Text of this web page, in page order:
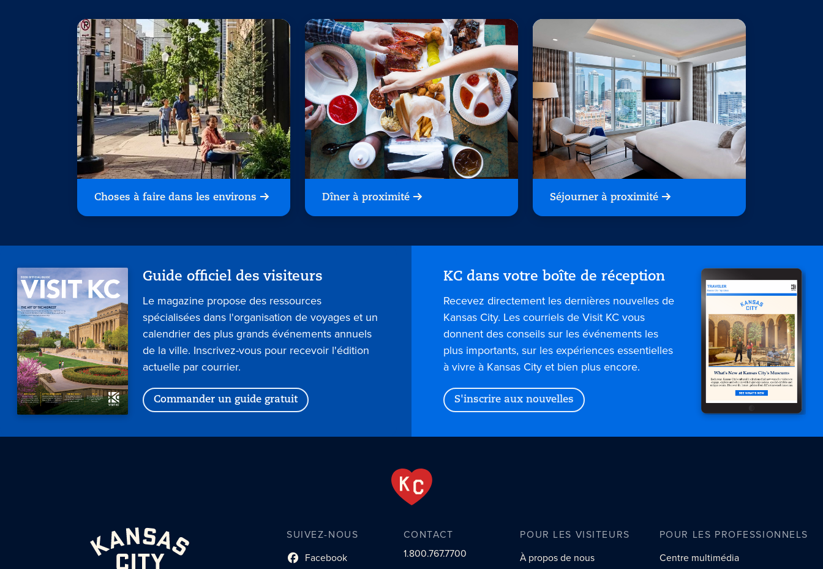
Choses à faire dans les environs Dîner à proximité Séjourner à proximité
Guide officiel des visiteurs
Le magazine propose des ressources
spécialisées dans l'organisation de voyages et un
calendrier des plus grands événements annuels
de la ville. Inscrivez-vous pour recevoir l'édition
actuelle par courrier.
Commander un guide gratuit
KC dans votre boîte de réception
Recevez directement les dernières nouvelles de
Kansas City. Les courriels de Visit KC vous
donnent des conseils sur les événements les
plus importants, sur les expériences essentielles
à vivre à Kansas City et bien plus encore.
S'inscrire aux nouvelles
SUIVEZ-NOUS
Facebook
lien du profil social
CONTACT
1.800.767.7700
POUR LES VISITEURS
À propos de nous
POUR LES PROFESSIONNELS
Centre multimédia